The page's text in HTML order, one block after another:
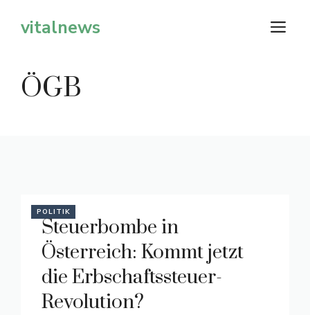
Inhaltvitalnews
ÖGB
POLITIK
Steuerbombe in
Österreich: Kommt jetzt
die Erbschaftssteuer-
Revolution?